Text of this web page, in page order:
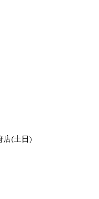
店(土日)